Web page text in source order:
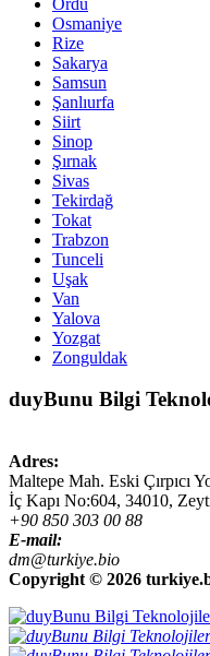
Osmaniye
Rize
Sakarya
Samsun
Şanlıurfa
Siirt
Sinop
Şırnak
Sivas
Tekirdağ
Tokat
Trabzon
Tunceli
Uşak
Van
Yalova
Yozgat
Zonguldak
duyBunu Bilgi
Adres:
Maltepe Mah. Eski Çırpıcı
İç Kapı No:604, 34010,
+90 850 303 00 88
E-mail:
dm@turkiye.bio
Copyright © 2026